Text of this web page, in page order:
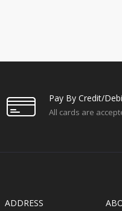
Pay By Credit/
All cards are
ADDRESS